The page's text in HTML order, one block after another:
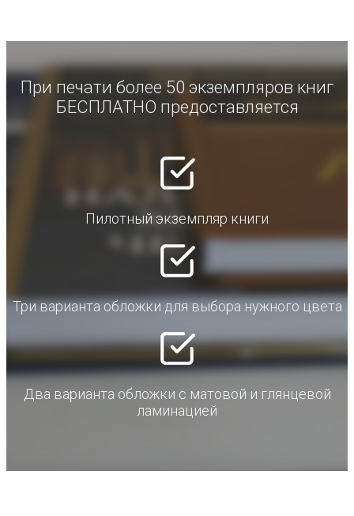
При печати более 50 экземпляров книг
БЕСПЛАТНО предоставляется
Пилотный экземпляр книги
Три варианта обложки для выбора нужного цвета
Два варианта обложки с матовой и глянцевой
ламинацией